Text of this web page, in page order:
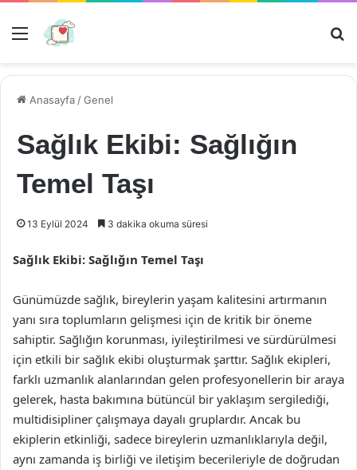
Menü
Anasayfa /Genel
Sağlık Ekibi: Sağlığın
Temel Taşı
13 Eylül 2024 3 dakika okuma süresi
Sağlık Ekibi: Sağlığın Temel Taşı
Günümüzde sağlık, bireylerin yaşam kalitesini artırmanın
yanı sıra toplumların gelişmesi için de kritik bir öneme
sahiptir. Sağlığın korunması, iyileştirilmesi ve sürdürülmesi
için etkili bir sağlık ekibi oluşturmak şarttır. Sağlık ekipleri,
farklı uzmanlık alanlarından gelen profesyonellerin bir araya
gelerek, hasta bakımına bütüncül bir yaklaşım sergilediği,
multidisipliner çalışmaya dayalı gruplardır. Ancak bu
ekiplerin etkinliği, sadece bireylerin uzmanlıklarıyla değil,
aynı zamanda iş birliği ve iletişim becerileriyle de doğrudan